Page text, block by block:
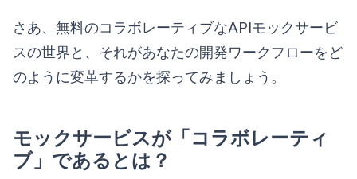
さあ、無料のコラボレーティブなAPIモックサービ
スの世界と、それがあなたの開発ワークフローをど
のように変革するかを探ってみましょう。
モックサービスが「コラボレーティ
ブ」であるとは？